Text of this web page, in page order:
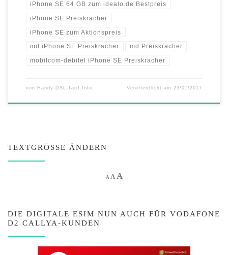
iPhone SE 64 GB zum idealo.de Bestpreis
iPhone SE Preiskracher
iPhone SE zum Aktionspreis
md iPhone SE Preiskracher md Preiskracher
mobilcom-debitel iPhone SE Preiskracher
von Handy-DSL-Tarif.Info Veröffentlicht am 23/01/2017
TEXTGRÖSSE ÄNDERN
A Decrease font size.
AReset font size.
AIncrease font size.
DIE DIGITALE ESIM NUN AUCH FÜR VODAFONE
D2 CALLYA-KUNDEN